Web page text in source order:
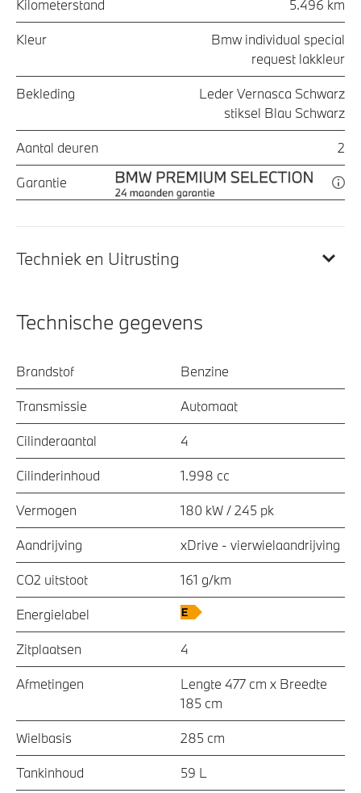
Kilometerstand 5.496 km
Kleur
Bmw individual special
request lakkleur
Bekleding
Leder Vernasca Schwarz
stiksel Blau Schwarz
Aantal deuren 2
Garantie
Techniek en Uitrusting
Technische gegevens
Brandstof Benzine
Transmissie Automaat
Cilinderaantal 4
Cilinderinhoud 1.998 cc
Vermogen 180 kW / 245 pk
Aandrijving xDrive - vierwielaandrijving
CO2 uitstoot 161 g/km
Energielabel
Zitplaatsen 4
Afmetingen
Lengte 477 cm x Breedte
185 cm
Wielbasis 285 cm
Tankinhoud 59 L